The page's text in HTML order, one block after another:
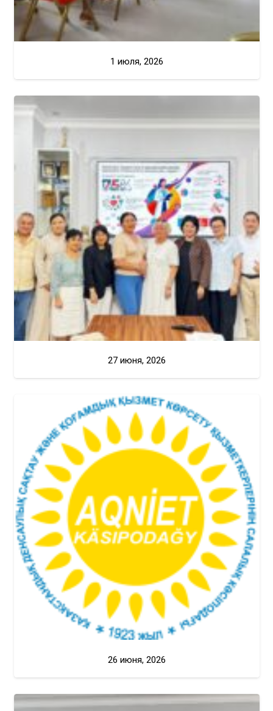
1 июля, 2026
27 июня, 2026
26 июня, 2026